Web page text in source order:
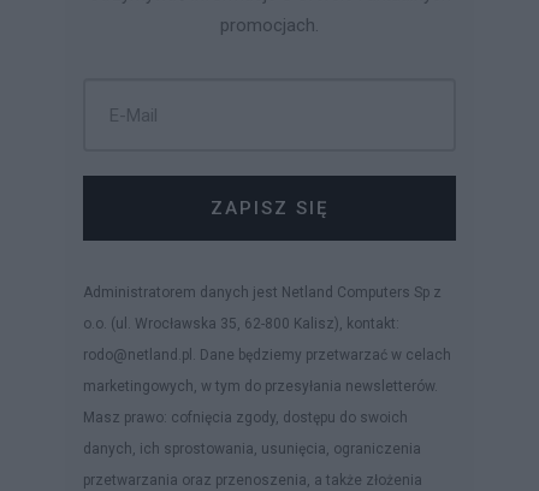
promocjach.
ZAPISZ SIĘ
Administratorem danych jest Netland Computers Sp z
o.o. (ul. Wrocławska 35, 62-800 Kalisz), kontakt:
rodo@netland.pl. Dane będziemy przetwarzać w celach
marketingowych, w tym do przesyłania newsletterów.
Masz prawo: cofnięcia zgody, dostępu do swoich
danych, ich sprostowania, usunięcia, ograniczenia
przetwarzania oraz przenoszenia, a także złożenia